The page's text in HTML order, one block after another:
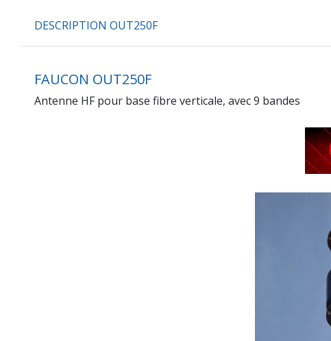
DESCRIPTION OUT250F
FAUCON OUT250F
Antenne HF pour base fibre verticale, avec 9 bandes